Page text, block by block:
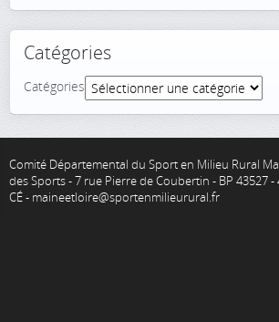
Catégories
Catégories
Comité Départemental du Sport en Milieu Rural
des Sports - 7 rue Pierre de Coubertin - BP 43527 -
CÉ - maineetloire@sportenmilieurural.fr